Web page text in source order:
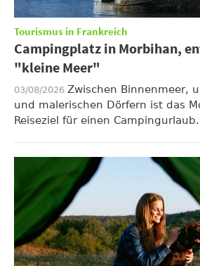
Tourismus in Frankreich
Campingplatz in Morbihan,
"kleine Meer"
03/08/2026 Zwischen Binnenmeer,
und malerischen Dörfern ist das
Reiseziel für einen